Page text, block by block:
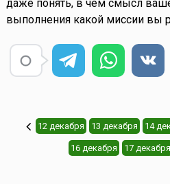
даже понять, в чем смысл
выполнения какой миссии вы
12 декабря 13 декабря 14
16 декабря 17 декабря